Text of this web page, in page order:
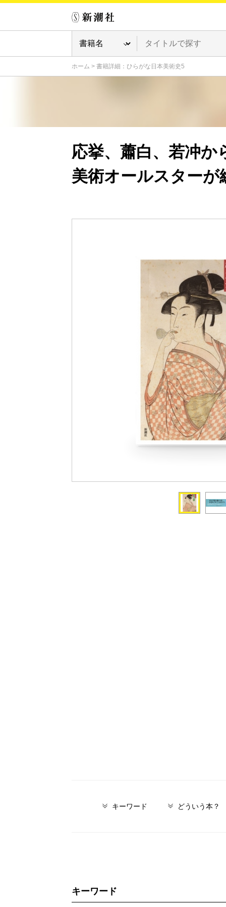
ホーム > 書籍詳細：ひらがな日本美術史5
応挙、蕭白、若冲か
美術オールスターが
キーワード どういう本？
キーワード